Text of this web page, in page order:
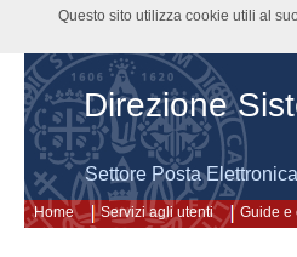
Direzione
Settore Posta Elettronica
Home Servizi agli utenti Guide e
Questo sito utilizza cookie utili al